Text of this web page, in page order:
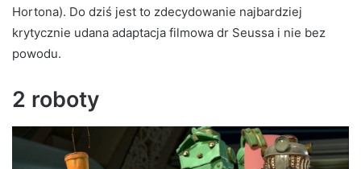
Hortona). Do dziś jest to zdecydowanie najbardziej
krytycznie udana adaptacja filmowa dr Seussa i nie bez
powodu.
2 roboty